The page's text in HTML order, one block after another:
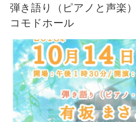
弾き語り（ピアノと声楽
コモドホール